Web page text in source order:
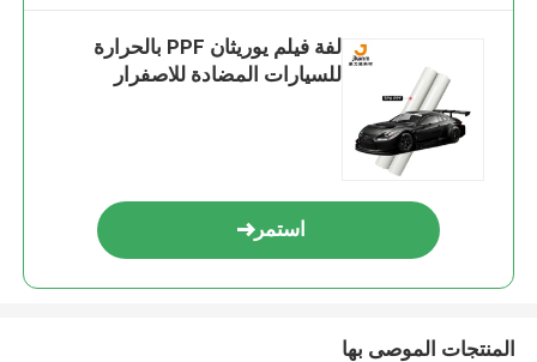
لفة فيلم يوريثان PPF بالحرارة
للسيارات المضادة للاصفرار
استمر
المنتجات الموصى بها